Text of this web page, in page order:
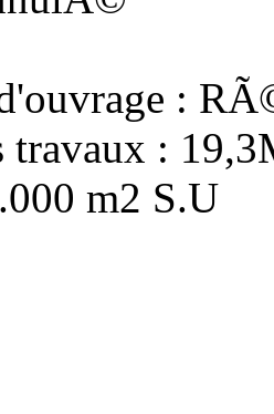
:
travaux :
m2 S.U